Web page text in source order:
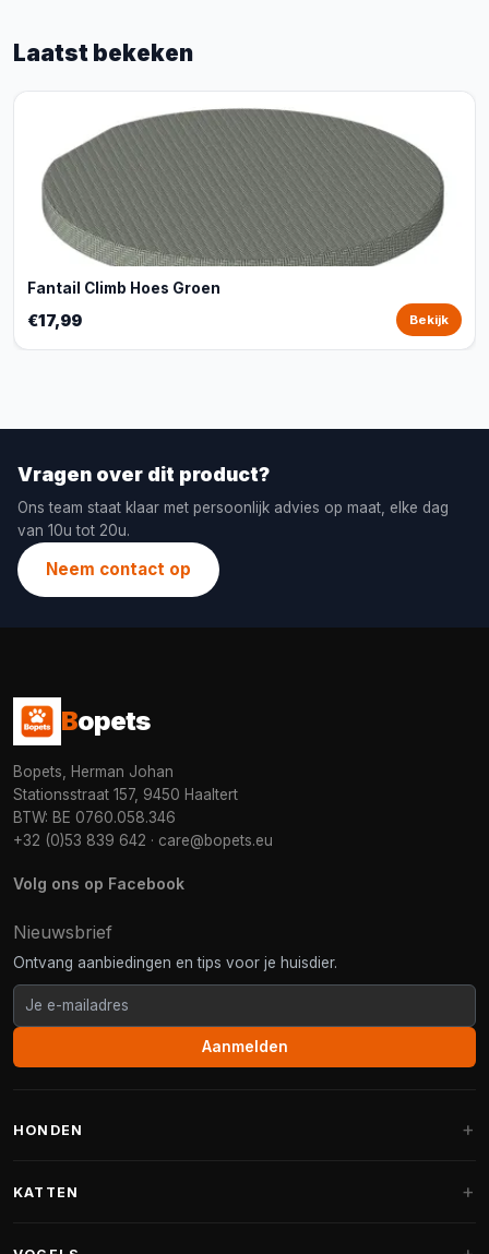
Laatst bekeken
Fantail Climb Hoes Groen
€17,99 Bekijk
Vragen over dit product?
Ons team staat klaar met persoonlijk advies op maat, elke dag
van 10u tot 20u.
Neem contact op
Bopets
Bopets, Herman Johan
Stationsstraat 157, 9450 Haaltert
BTW: BE 0760.058.346
+32 (0)53 839 642 · care@bopets.eu
Volg ons op Facebook
Nieuwsbrief
Ontvang aanbiedingen en tips voor je huisdier.
Aanmelden
HONDEN
KATTEN